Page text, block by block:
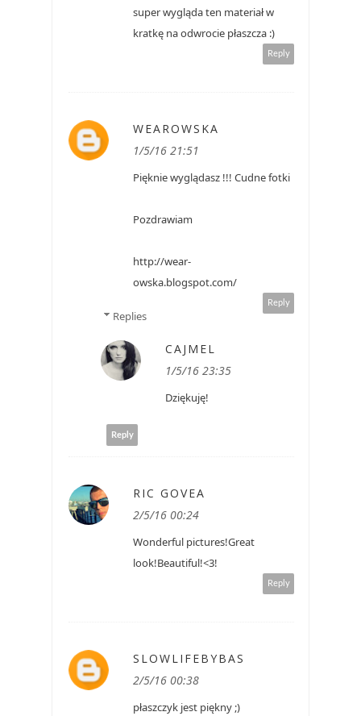
super wygląda ten materiał w
kratkę na odwrocie płaszcza :)
Reply
WEAROWSKA
1/5/16 21:51
Pięknie wyglądasz !!! Cudne fotki
Pozdrawiam
http://wear-
owska.blogspot.com/
Reply
Replies
CAJMEL
1/5/16 23:35
Dziękuję!
Reply
RIC GOVEA
2/5/16 00:24
Wonderful pictures!Great
look!Beautiful!<3!
Reply
SLOWLIFEBYBAS
2/5/16 00:38
płaszczyk jest piękny ;)